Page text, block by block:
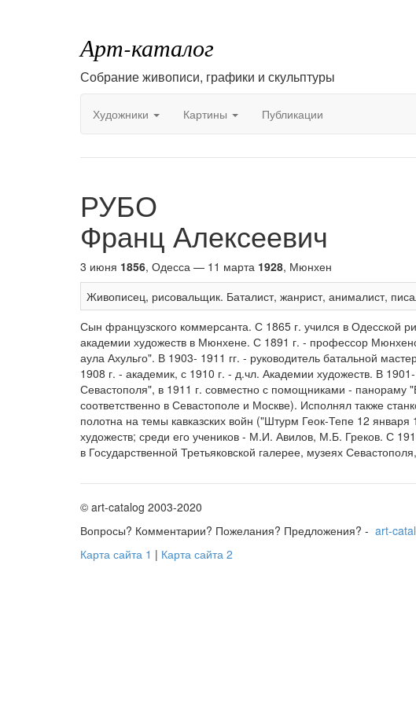
Арт-каталог
Собрание живописи, графики и скульптуры
Художники Картины Публикации
РУБО
Франц Алексеевич
3 июня 1856, Одесса — 11 марта 1928, Мюнхен
Живописец, рисовальщик. Баталист, жанрист, анималист,
Сын французского коммерсанта. С 1865 г. учился в Одесской
академии художеств в Мюнхене. С 1891 г. - профессор
аула Ахульго". В 1903- 1911 гг. - руководитель батальной
1908 г. - академик, с 1910 г. - д.чл. Академии художеств. В
Севастополя", в 1911 г. совместно с помощниками - панораму
соответственно в Севастополе и Москве). Исполнял также
полотна на темы кавказских войн ("Штурм Геок-Тепе 12
художеств; среди его учеников - М.И. Авилов, М.Б. Греков. С
в Государственной Третьяковской галерее, музеях
© art-catalog 2003-2020
Вопросы? Комментарии? Пожелания? Предложения? - art-
Карта сайта 1 | Карта сайта 2